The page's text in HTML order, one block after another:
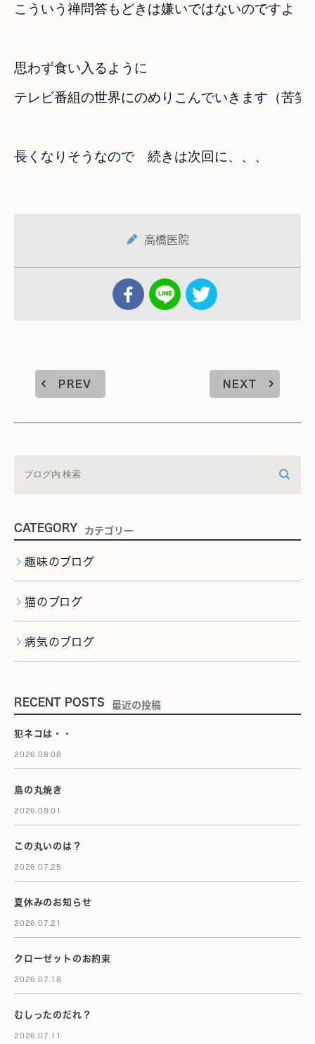
こういう禅問答もどきは嫌いではないのですよ
思わず食い入るように
テレビ番組の世界にのめりこんでいきます（苦笑
長くなりそうなので　続きは次回に、、、
高橋医院
PREV NEXT
CATEGORY カテゴリー
趣味のブログ
猫のブログ
病気のブログ
RECENT POSTS 最近の投稿
犯ネコは・・
2026.08.08
鳥の丸焼き
2026.08.01
この丸いのは？
2026.07.25
夏休みのお知らせ
2026.07.21
クローゼットのお約束
2026.07.18
むしったのだれ？
2026.07.11